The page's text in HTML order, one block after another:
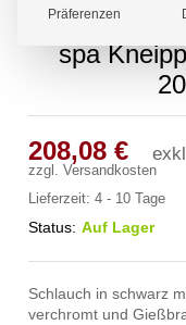
spa
208,08€
zzgl.Versandkosten
Lieferzeit:4 - 10 Tage
Status: Auf Lager
Schlauch in schwarz
verchromt und
Präferenzen